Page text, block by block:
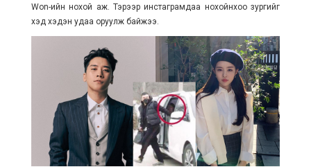
Won-ийн нохой аж. Тэрээр инстаграмдаа нохойнхоо зургийг
хэд хэдэн удаа оруулж байжээ.